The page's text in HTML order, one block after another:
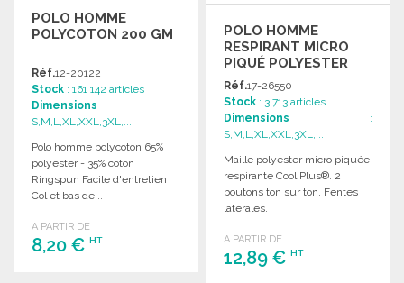
POLO HOMME
POLYCOTON 200 GM
Réf.12-20122
Stock : 161 142 articles
Dimensions :
S,M,L,XL,XXL,3XL,...
Polo homme polycoton 65%
polyester - 35% coton
Ringspun Facile d'entretien
Col et bas de...
A PARTIR DE
8,20 € HT
POLO HOMME
RESPIRANT MICRO
PIQUÉ POLYESTER
Réf.17-26550
Stock : 3 713 articles
Dimensions :
S,M,L,XL,XXL,3XL,...
Maille polyester micro piquée
respirante Cool Plus®. 2
boutons ton sur ton. Fentes
latérales.
A PARTIR DE
12,89 €HT